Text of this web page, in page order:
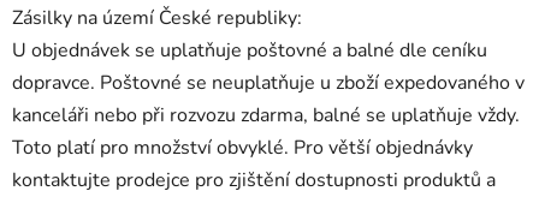
Zásilky na území České republiky:
U objednávek se uplatňuje poštovné a balné dle ceníku
dopravce. Poštovné se neuplatňuje u zboží expedovaného v
kanceláři nebo při rozvozu zdarma, balné se uplatňuje vždy.
Toto platí pro množství obvyklé. Pro větší objednávky
kontaktujte prodejce pro zjištění dostupnosti produktů a